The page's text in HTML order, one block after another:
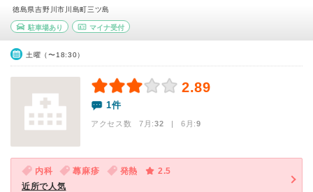
徳島県吉野川市川島町三ツ島
駐車場あり マイナ受付
土曜（〜18:30）
2.89
1件
アクセス数 7月:32 | 6月:9
内科 蕁麻疹 発熱
2.5
近所で人気